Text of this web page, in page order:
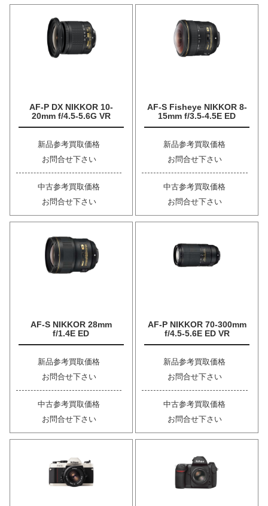
AF-P DX NIKKOR 10-
20mm f/4.5-5.6G VR
新品参考買取価格
お問合せ下さい
中古参考買取価格
お問合せ下さい
AF-S Fisheye NIKKOR 8-
15mm f/3.5-4.5E ED
新品参考買取価格
お問合せ下さい
中古参考買取価格
お問合せ下さい
AF-S NIKKOR 28mm
f/1.4E ED
新品参考買取価格
お問合せ下さい
中古参考買取価格
お問合せ下さい
AF-P NIKKOR 70-300mm
f/4.5-5.6E ED VR
新品参考買取価格
お問合せ下さい
中古参考買取価格
お問合せ下さい